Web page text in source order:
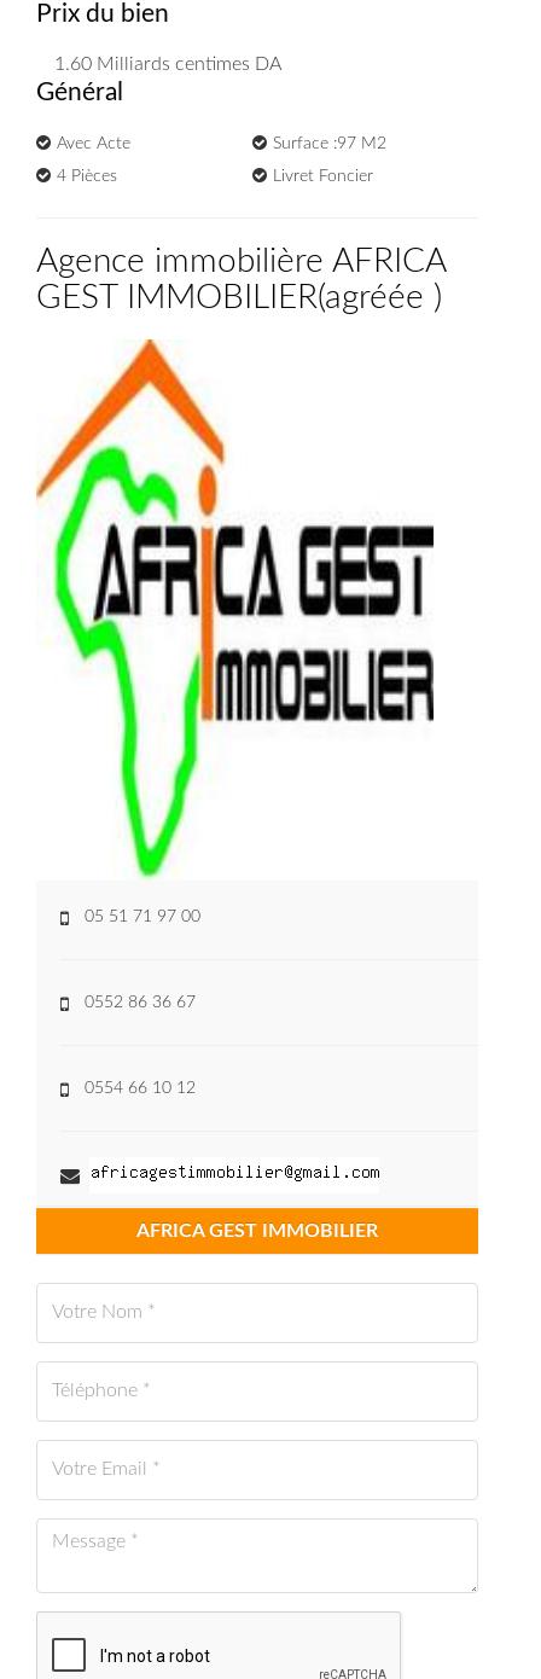
Prix du bien
1.60 Milliards centimes DA
Général
Avec Acte
Surface :97 M2
4 Pièces
Livret Foncier
Agence immobilière AFRICA
GEST IMMOBILIER(agréée )
05 51 71 97 00
0552 86 36 67
0554 66 10 12
AFRICA GEST IMMOBILIER